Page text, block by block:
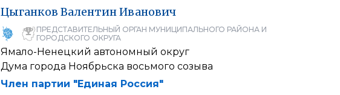
Цыганков ВалентинИванович
ПРЕДСТАВИТЕЛЬНЫЙ ОРГАН МУНИЦИПАЛЬНОГО РАЙОНА И
ГОРОДСКОГО ОКРУГА
Ямало-Ненецкий автономный округ
Дума города Ноябрьска восьмого созыва
Член партии "Единая Россия"